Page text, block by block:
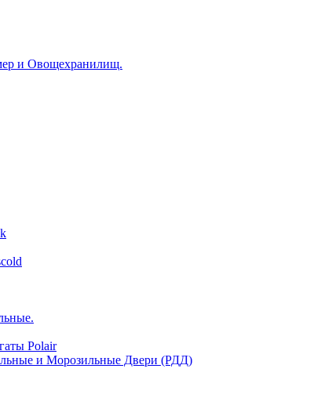
и Овощехранилищ.
Polair
и Морозильные Двери (РДД)